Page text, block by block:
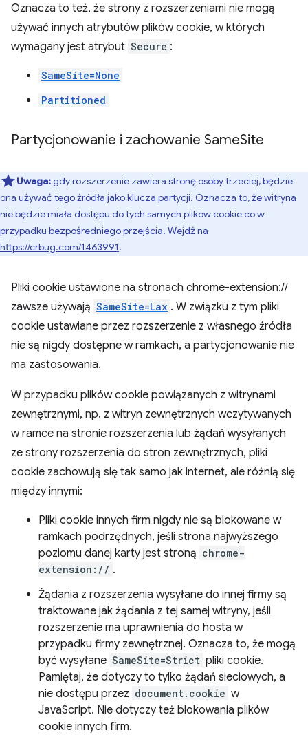
Oznacza to też, że strony z rozszerzeniami nie mogą
używać innych atrybutów plików cookie, w których
wymagany jest atrybut Secure :
SameSite=None
Partitioned
Partycjonowanie i zachowanie SameSite
Uwaga:gdy rozszerzenie zawiera stronę osoby trzeciej, będzie
ona używać tego źródła jako klucza partycji. Oznacza to, że witryna
nie będzie miała dostępu do tych samych plików cookie co w
przypadku bezpośredniego przejścia. Wejdź na
https://crbug.com/1463991.
Pliki cookie ustawione na stronach chrome-extension://
zawsze używają SameSite=Lax . W związku z tym pliki
cookie ustawiane przez rozszerzenie z własnego źródła
nie są nigdy dostępne w ramkach, a partycjonowanie nie
ma zastosowania.
W przypadku plików cookie powiązanych z witrynami
zewnętrznymi, np. z witryn zewnętrznych wczytywanych
w ramce na stronie rozszerzenia lub żądań wysyłanych
ze strony rozszerzenia do stron zewnętrznych, pliki
cookie zachowują się tak samo jak internet, ale różnią się
między innymi:
Pliki cookie innych firm nigdy nie są blokowane w
ramkach podrzędnych, jeśli strona najwyższego
poziomu danej karty jest stroną chrome-
extension:// .
Żądania z rozszerzenia wysyłane do innej firmy są
traktowane jak żądania z tej samej witryny, jeśli
rozszerzenie ma uprawnienia do hosta w
przypadku firmy zewnętrznej. Oznacza to, że mogą
być wysyłane SameSite=Strict pliki cookie.
Pamiętaj, że dotyczy to tylko żądań sieciowych, a
nie dostępu przez document.cookie w
JavaScript. Nie dotyczy też blokowania plików
cookie innych firm.